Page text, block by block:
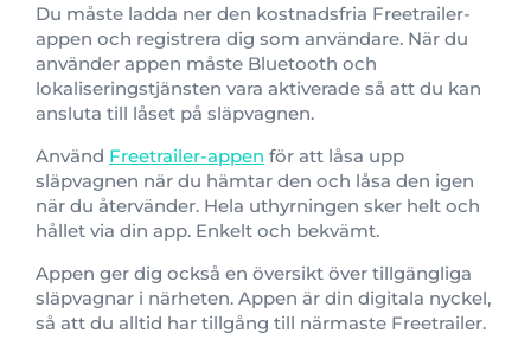
Du måste ladda ner den kostnadsfria Freetrailer-
appen och registrera dig som användare. När du
använder appen måste Bluetooth och
lokaliseringstjänsten vara aktiverade så att du kan
ansluta till låset på släpvagnen.
Använd Freetrailer-appen för att låsa upp
släpvagnen när du hämtar den och låsa den igen
när du återvänder. Hela uthyrningen sker helt och
hållet via din app. Enkelt och bekvämt.
Appen ger dig också en översikt över tillgängliga
släpvagnar i närheten. Appen är din digitala nyckel,
så att du alltid har tillgång till närmaste Freetrailer.